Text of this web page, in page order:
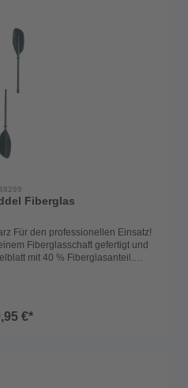
Fiberglas
Für den professionellen Einsatz!
Fiberglasschaft gefertigt und
mit 40 % Fiberglasanteil.
€*